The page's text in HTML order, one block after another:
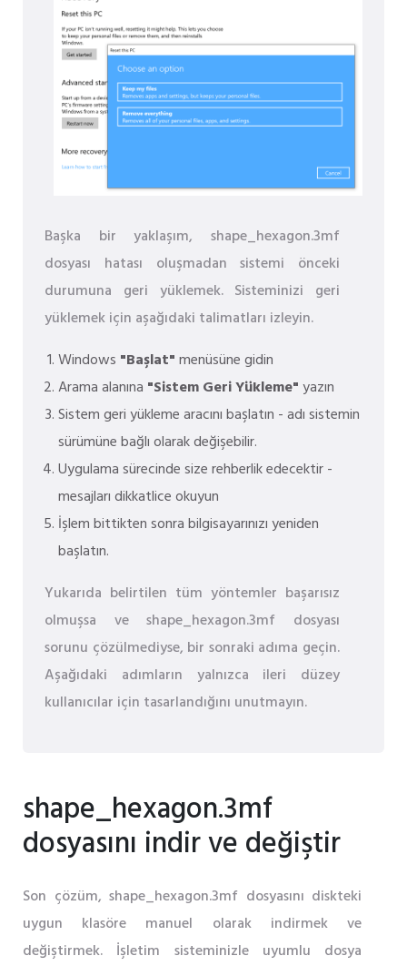
Başka bir yaklaşım, shape_hexagon.3mf
dosyası hatası oluşmadan sistemi önceki
durumuna geri yüklemek. Sisteminizi geri
yüklemek için aşağıdaki talimatları izleyin.
Windows "Başlat"menüsüne gidin
Arama alanına "Sistem Geri Yükleme"yazın
Sistem geri yükleme aracını başlatın - adı sistemin
sürümüne bağlı olarak değişebilir.
Uygulama sürecinde size rehberlik edecektir -
mesajları dikkatlice okuyun
İşlem bittikten sonra bilgisayarınızı yeniden
başlatın.
Yukarıda belirtilen tüm yöntemler başarısız
olmuşsa ve shape_hexagon.3mf dosyası
sorunu çözülmediyse, bir sonraki adıma geçin.
Aşağıdaki adımların yalnızca ileri düzey
kullanıcılar için tasarlandığını unutmayın.
shape_hexagon.3mf
dosyasını indir ve değiştir
Son çözüm, shape_hexagon.3mf dosyasını diskteki
uygun klasöre manuel olarak indirmek ve
değiştirmek. İşletim sisteminizle uyumlu dosya